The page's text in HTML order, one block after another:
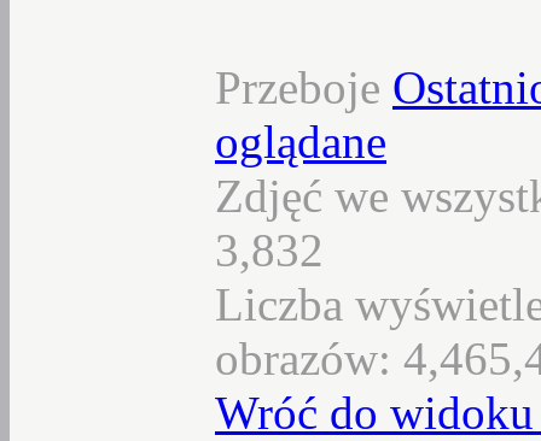
Przeboje
oglądane
Zdjęć we
3,832
Liczba
obrazów:
Wróć do